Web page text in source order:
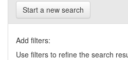
Start a new search
Add filters:
Use filters to refine the search